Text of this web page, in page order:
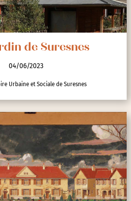
de Suresnes
04/06/2023
Urbaine et Sociale de Suresnes